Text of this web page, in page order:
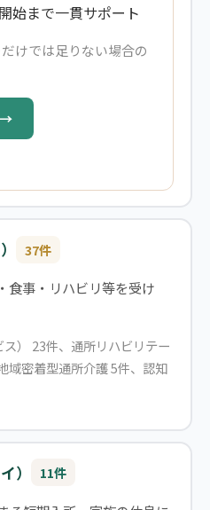
始まで一貫サポート
けでは足りない場合の
→
37件
食事・リハビリ等を受け
） 23件、通所リハビリテー
域密着型通所介護 5件、認知
） 11件